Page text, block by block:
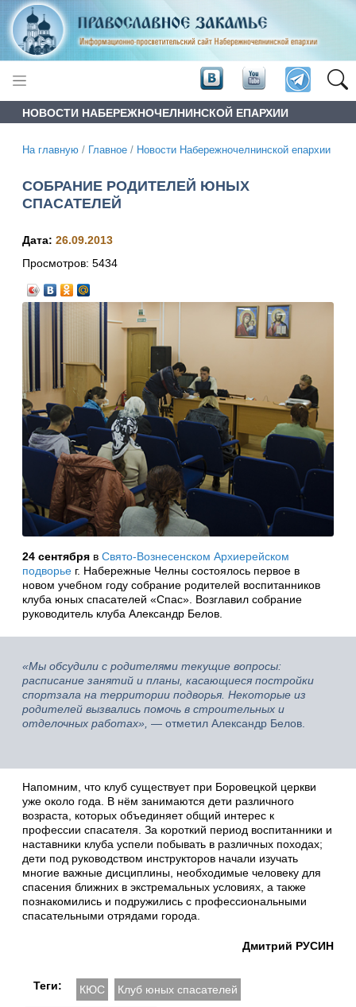
НОВОСТИ НАБЕРЕЖНОЧЕЛНИНСКОЙ ЕПАРХИИ
На главную / Главное / Новости Набережночелнинской епархии
СОБРАНИЕ РОДИТЕЛЕЙ ЮНЫХ
СПАСАТЕЛЕЙ
Дата: 26.09.2013
Просмотров: 5434
24 сентября в Свято-Вознесенском Архиерейском
подворье г. Набережные Челны состоялось первое в
новом учебном году собрание родителей воспитанников
клуба юных спасателей «Спас». Возглавил собрание
руководитель клуба Александр Белов.
«Мы обсудили с родителями текущие вопросы:
расписание занятий и планы, касающиеся постройки
спортзала на территории подворья. Некоторые из
родителей вызвались помочь в строительных и
отделочных работах», — отметил Александр Белов.
Напомним, что клуб существует при Боровецкой церкви
уже около года. В нём занимаются дети различного
возраста, которых объединяет общий интерес к
профессии спасателя. За короткий период воспитанники и
наставники клуба успели побывать в различных походах;
дети под руководством инструкторов начали изучать
многие важные дисциплины, необходимые человеку для
спасения ближних в экстремальных условиях, а также
познакомились и подружились с профессиональными
спасательными отрядами города.
Дмитрий РУСИН
Теги: КЮС Клуб юных спасателей